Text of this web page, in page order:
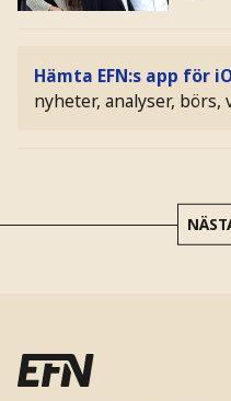
Hämta EFN:s app för
nyheter, analyser, börs,